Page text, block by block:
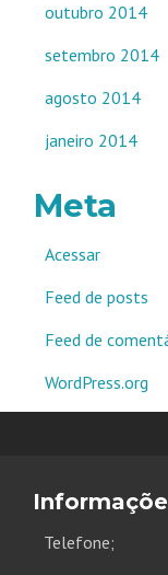
outubro 2014
setembro 2014
agosto 2014
janeiro 2014
Meta
Acessar
Feed de posts
Feed de
WordPress.org
Telefone;